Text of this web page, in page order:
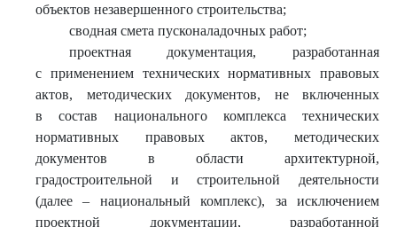
объектов незавершенного строительства;
сводная смета пусконаладочных работ;
проектная документация, разработанная
с применением технических нормативных правовых
актов, методических документов, не включенных
в состав национального комплекса технических
нормативных правовых актов, методических
документов в области архитектурной,
градостроительной и строительной деятельности
(далее – национальный комплекс), за исключением
проектной документации, разработанной